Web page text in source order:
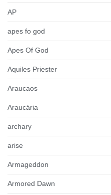
AP
apes fo god
Apes Of God
Aquiles Priester
Araucaos
Araucária
archary
arise
Armageddon
Armored Dawn